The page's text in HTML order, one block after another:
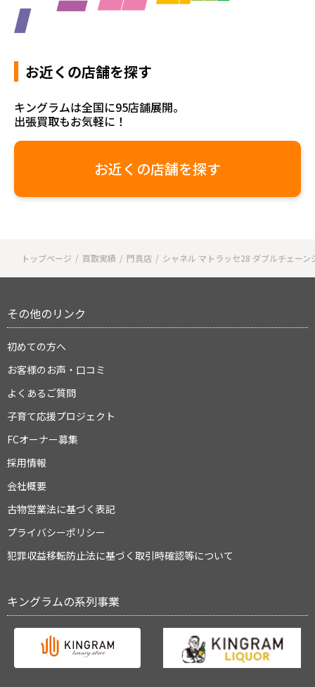
お近くの店舗を探す
キングラムは全国に95店舗展開。
出張買取もお気軽に！
お近くの店舗を探す
トップページ 買取実績 門真店 シャネル マトラッセ28 ダブルチェーン
その他のリンク
初めての方へ
お客様のお声・口コミ
よくあるご質問
子育て応援プロジェクト
FCオーナー募集
採用情報
会社概要
古物営業法に基づく表記
プライバシーポリシー
犯罪収益移転防止法に基づく取引時確認等について
キングラムの系列事業